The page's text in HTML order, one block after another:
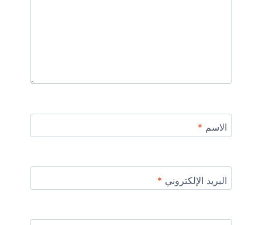
الاسم *
البريد الإلكتروني *